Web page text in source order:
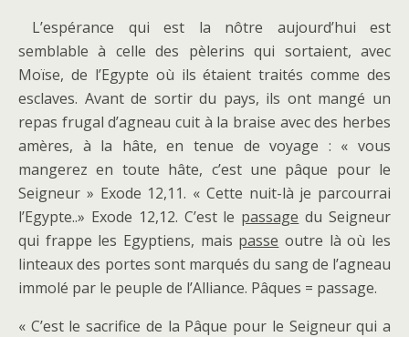
L’espérance qui est la nôtre aujourd’hui est
semblable à celle des pèlerins qui sortaient, avec
Moïse, de l’Egypte où ils étaient traités comme des
esclaves. Avant de sortir du pays, ils ont mangé un
repas frugal d’agneau cuit à la braise avec des herbes
amères, à la hâte, en tenue de voyage : « vous
mangerez en toute hâte, c’est une pâque pour le
Seigneur » Exode 12,11. « Cette nuit-là je parcourrai
l’Egypte..» Exode 12,12. C’est le passage du Seigneur
qui frappe les Egyptiens, mais passe outre là où les
linteaux des portes sont marqués du sang de l’agneau
immolé par le peuple de l’Alliance. Pâques = passage.
« C’est le sacrifice de la Pâque pour le Seigneur qui a